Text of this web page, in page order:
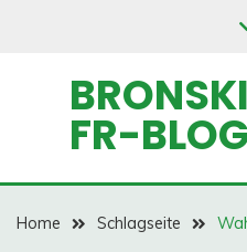
FR-BLOG
Home Schlagseite